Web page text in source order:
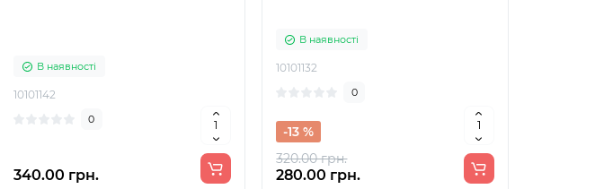
В наявності
10101142
0
340.00 грн.
В наявності
10101132
0
320.00 грн.
-13 %
280.00 грн.